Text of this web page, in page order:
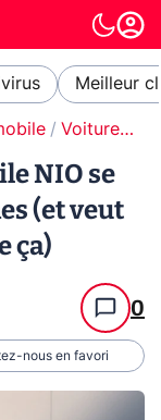
Meilleur
Voitures électriques
NIO se
(et veut
ça)
0
nous en favori